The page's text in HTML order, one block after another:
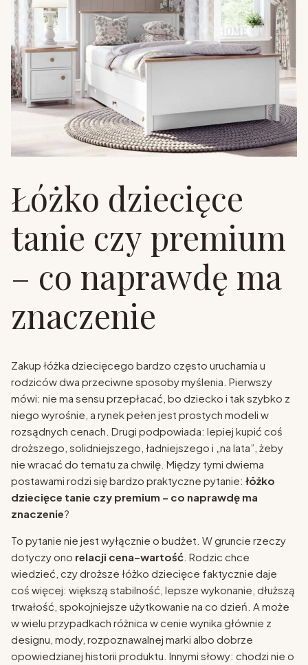
Łóżko dziecięce
tanie czy premium
– co naprawdę ma
znaczenie
Zakup łóżka dziecięcego bardzo często uruchamia u
rodziców dwa przeciwne sposoby myślenia. Pierwszy
mówi: nie ma sensu przepłacać, bo dziecko i tak szybko z
niego wyrośnie, a rynek pełen jest prostych modeli w
rozsądnych cenach. Drugi podpowiada: lepiej kupić coś
droższego, solidniejszego, ładniejszego i „na lata”, żeby
nie wracać do tematu za chwilę. Między tymi dwiema
postawami rodzi się bardzo praktyczne pytanie: łóżko
dziecięce tanie czy premium – co naprawdę ma
znaczenie?
To pytanie nie jest wyłącznie o budżet. W gruncie rzeczy
dotyczy ono relacji cena–wartość . Rodzic chce
wiedzieć, czy droższe łóżko dziecięce faktycznie daje
coś więcej: większą stabilność, lepsze wykonanie, dłuższą
trwałość, spokojniejsze użytkowanie na co dzień. A może
w wielu przypadkach różnica w cenie wynika głównie z
designu, mody, rozpoznawalnej marki albo dobrze
opowiedzianej historii produktu. Innymi słowy: chodzi nie o